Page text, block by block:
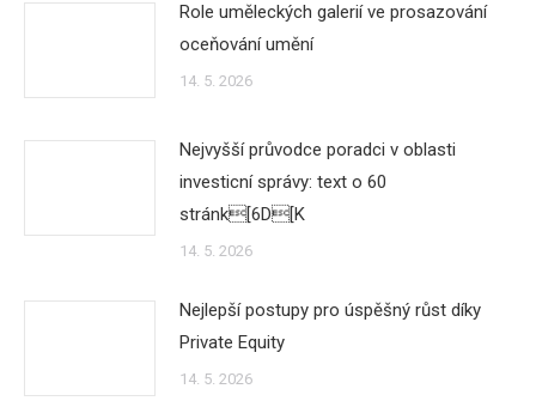
Role uměleckých galerií ve prosazování
oceňování umění
14. 5. 2026
Nejvyšší průvodce poradci v oblasti
investicní správy: text o 60
stránk[6D[K
14. 5. 2026
Nejlepší postupy pro úspěšný růst díky
Private Equity
14. 5. 2026